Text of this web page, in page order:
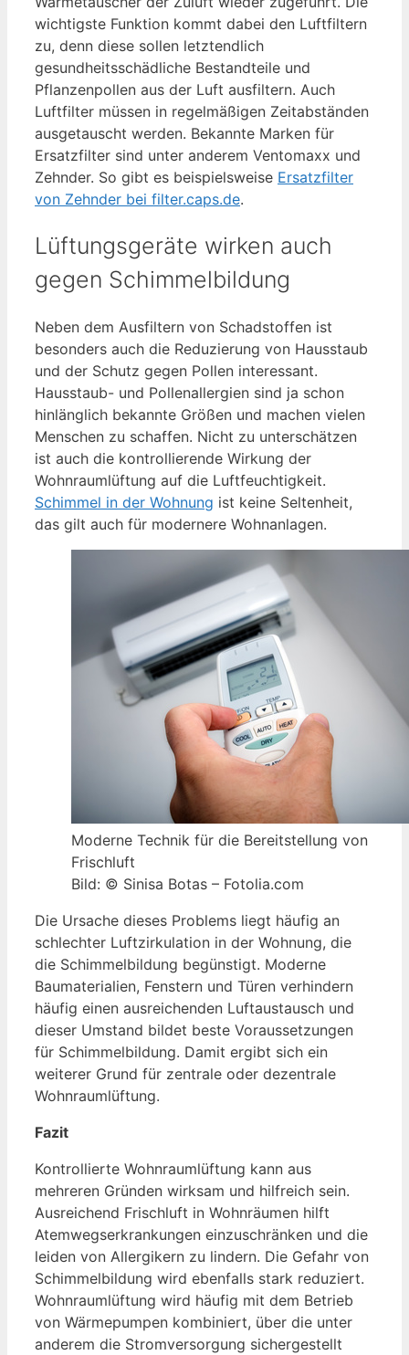
wichtigste Funktion kommt dabei den Luftfiltern
zu, denn diese sollen letztendlich
gesundheitsschädliche Bestandteile und
Pflanzenpollen aus der Luft ausfiltern. Auch
Luftfilter müssen in regelmäßigen Zeitabständen
ausgetauscht werden. Bekannte Marken für
Ersatzfilter sind unter anderem Ventomaxx und
Zehnder. So gibt es beispielsweise Ersatzfilter
von Zehnder bei filter.caps.de.
Lüftungsgeräte wirken auch
gegen Schimmelbildung
Neben dem Ausfiltern von Schadstoffen ist
besonders auch die Reduzierung von Hausstaub
und der Schutz gegen Pollen interessant.
Hausstaub- und Pollenallergien sind ja schon
hinlänglich bekannte Größen und machen vielen
Menschen zu schaffen. Nicht zu unterschätzen
ist auch die kontrollierende Wirkung der
Wohnraumlüftung auf die Luftfeuchtigkeit.
Schimmel in der Wohnung ist keine Seltenheit,
das gilt auch für modernere Wohnanlagen.
Moderne Technik für die Bereitstellung von
Frischluft
Bild: © Sinisa Botas – Fotolia.com
Die Ursache dieses Problems liegt häufig an
schlechter Luftzirkulation in der Wohnung, die
die Schimmelbildung begünstigt. Moderne
Baumaterialien, Fenstern und Türen verhindern
häufig einen ausreichenden Luftaustausch und
dieser Umstand bildet beste Voraussetzungen
für Schimmelbildung. Damit ergibt sich ein
weiterer Grund für zentrale oder dezentrale
Wohnraumlüftung.
Fazit
Kontrollierte Wohnraumlüftung kann aus
mehreren Gründen wirksam und hilfreich sein.
Ausreichend Frischluft in Wohnräumen hilft
Atemwegserkrankungen einzuschränken und die
leiden von Allergikern zu lindern. Die Gefahr von
Schimmelbildung wird ebenfalls stark reduziert.
Wohnraumlüftung wird häufig mit dem Betrieb
von Wärmepumpen kombiniert, über die unter
anderem die Stromversorgung sichergestellt